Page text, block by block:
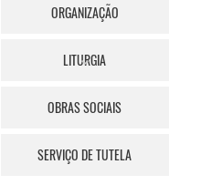
ORGANIZAÇÃO
LITURGIA
OBRAS SOCIAIS
SERVIÇO DE TUTELA